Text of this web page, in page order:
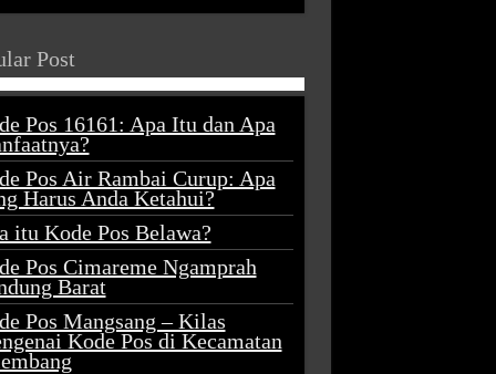
Post
Pos 16161: Apa Itu dan Apa
Pos Air Rambai Curup: Apa
Harus Anda Ketahui?
itu Kode Pos Belawa?
Pos Cimareme Ngamprah
Barat
Pos Mangsang – Kilas
Kode Pos di Kecamatan